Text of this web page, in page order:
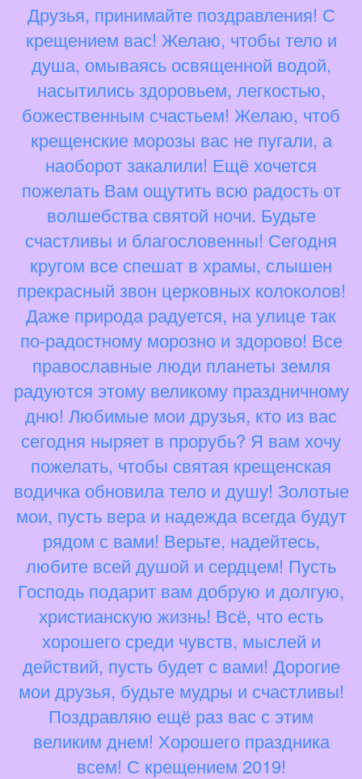
Друзья, принимайте поздравления! С
крещением вас! Желаю, чтобы тело и
душа, омываясь освященной водой,
насытились здоровьем, легкостью,
божественным счастьем! Желаю, чтоб
крещенские морозы вас не пугали, а
наоборот закалили! Ещё хочется
пожелать Вам ощутить всю радость от
волшебства святой ночи. Будьте
счастливы и благословенны! Сегодня
кругом все спешат в храмы, слышен
прекрасный звон церковных колоколов!
Даже природа радуется, на улице так
по-радостному морозно и здорово! Все
православные люди планеты земля
радуются этому великому праздничному
дню! Любимые мои друзья, кто из вас
сегодня ныряет в прорубь? Я вам хочу
пожелать, чтобы святая крещенская
водичка обновила тело и душу! Золотые
мои, пусть вера и надежда всегда будут
рядом с вами! Верьте, надейтесь,
любите всей душой и сердцем! Пусть
Господь подарит вам добрую и долгую,
христианскую жизнь! Всё, что есть
хорошего среди чувств, мыслей и
действий, пусть будет с вами! Дорогие
мои друзья, будьте мудры и счастливы!
Поздравляю ещё раз вас с этим
великим днем! Хорошего праздника
всем! С крещением 2019!